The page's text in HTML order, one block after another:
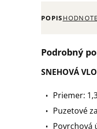
POPIS
Podrobný
SNEHOVÁ
Priemer:
Puzetové
Povrchová